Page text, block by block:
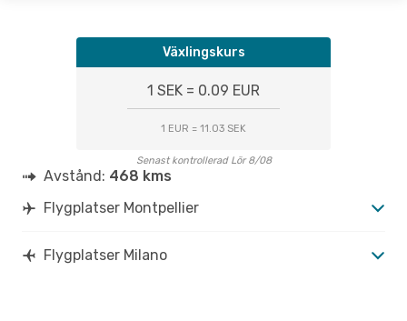
Växlingskurs
1 SEK = 0.09 EUR
1 EUR = 11.03 SEK
Senast kontrollerad Lör 8/08
Avstånd: 468 kms
Flygplatser Montpellier
Flygplatser Milano